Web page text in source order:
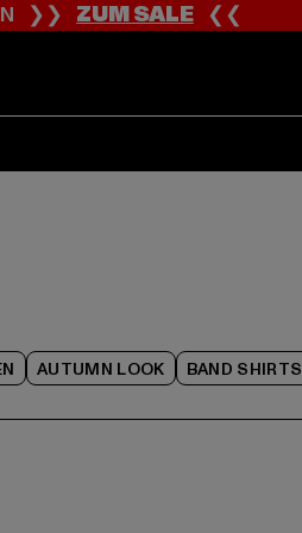
❯❯ZUM SALE❮❮
AUTUMN LOOK BAND SHIRTS